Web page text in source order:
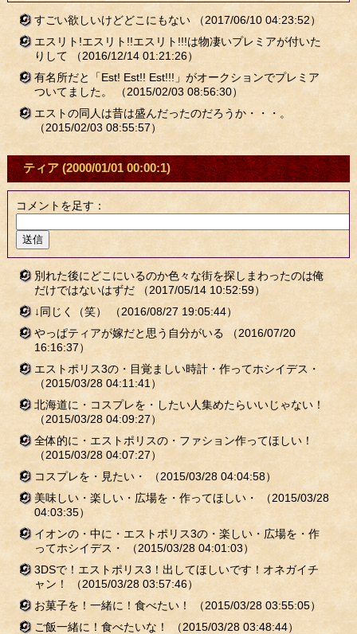
すごい欲しいけどどこにもない
（2017/06/10 04:23:52）
エスリト!エスリト!!エスリト!!!は物凄いプレミアが付いた
りして
（2016/12/14 01:21:26）
有名所だと「Est! Est!! Est!!!」がオークションでプレミア
ついてました。
（2015/02/03 08:56:30）
エストの同人は昔は盛んだったのだろうか・・・。
（2015/02/03 08:55:57）
ティア(2000/01/01 00:00:1)
コメントを足す：
別れた後にどこにいるのか色々な街を探しまわったのは俺
だけではないはずだ
（2017/05/14 10:52:59）
↓同じく（笑）
（2016/08/27 19:05:44）
やっぱティアが嫁だと思う自分がいる（2016/07/20
16:16:37）
エストポリス3の・目覚ましい時計・作ってホシイデス・
（2015/03/28 04:11:41）
北海道に・コスプレを・したい人集めたらいいじゃない！
（2015/03/28 04:09:27）
全体的に・エストポリスの・ファション作ってほしい！
（2015/03/28 04:07:27）
コスプレを・見たい・
（2015/03/28 04:04:58）
美味しい・楽しい・広場を・作ってほしい・
（2015/03/28
04:03:35）
イオンの・中に・エストポリス3の・楽しい・広場を・作
ってホシイデス・
（2015/03/28 04:01:03）
3DSで！エストポリス3！出してほしいです！オネガイチ
ャン！ （2015/03/28 03:57:46）
お菓子を！一緒に！食べたい！
（2015/03/28 03:55:05）
ご飯一緒に！食べたいな！
（2015/03/28 03:48:44）